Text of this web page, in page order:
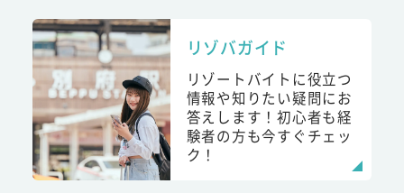
リゾバガイド
リゾートバイトに役立つ
情報や知りたい疑問にお
答えします！初心者も経
験者の方も今すぐチェッ
ク！